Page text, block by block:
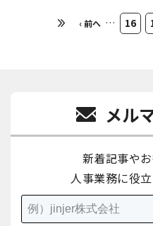
‹ 前へ … 16
メル
新着記事や
人事業務に役